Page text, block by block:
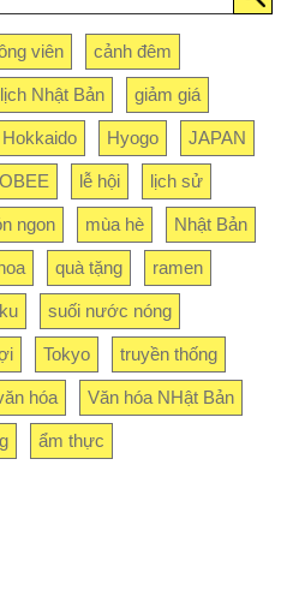
viên cảnh đêm
Nhật Bản giảm giá
Hokkaido Hyogo JAPAN
lễ hội lịch sử
ngon mùa hè Nhật Bản
quà tặng ramen
suối nước nóng
Tokyo truyền thống
hóa Văn hóa NHật Bản
ẩm thực